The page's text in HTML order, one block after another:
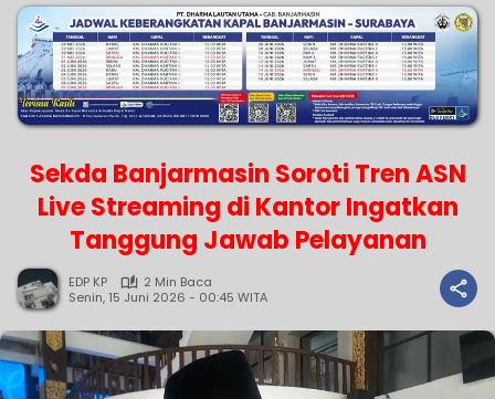
Sekda Banjarmasin Soroti Tren ASN
Live Streaming di Kantor Ingatkan
Tanggung Jawab Pelayanan
EDP KP
2 Min Baca
Senin, 15 Juni 2026 - 00:45 WITA